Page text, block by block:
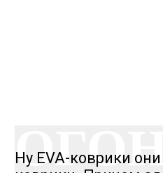
Ну EVA-коврики